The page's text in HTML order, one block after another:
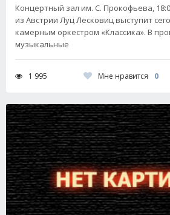
Концертный зал им. С. Прокофьева,
из Австрии Луц Лесковиц выступит
камерным оркестром «Классика». В
музыкальные
1 995 Мне нравится 0